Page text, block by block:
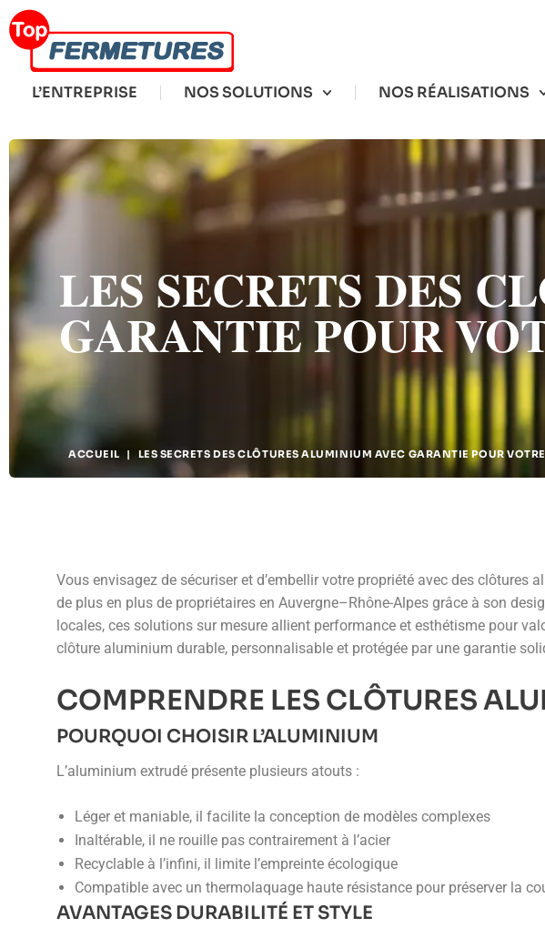
L’ENTREPRISE NOS SOLUTIONS NOS RÉALISATIONS
LES SECRETS DES
GARANTIE POUR
ACCUEIL | LES SECRETS DES CLÔTURES ALUMINIUM AVEC GARANTIE POUR
Vous envisagez de sécuriser et d’embellir votre propriété avec des
de plus en plus de propriétaires en Auvergne–Rhône-Alpes grâce à son
locales, ces solutions sur mesure allient performance et esthétisme pour
clôture aluminium durable, personnalisable et protégée par une garantie
COMPRENDRE LES CLÔTURES
POURQUOI CHOISIR L’ALUMINIUM
L’aluminium extrudé présente plusieurs atouts :
Léger et maniable, il facilite la conception de modèles complexes
Inaltérable, il ne rouille pas contrairement à l’acier
Recyclable à l’infini, il limite l’empreinte écologique
Compatible avec un thermolaquage haute résistance pour préserver la
AVANTAGES DURABILITÉ ET STYLE